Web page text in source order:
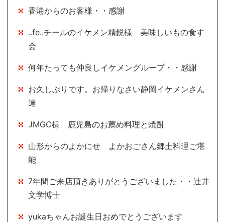
香港からのお客様・・感謝
..fe..チールのイケメン精鋭様 美味しいもの食す
会
何年たっても仲良しイケメングループ・・感謝
お久しぶりです。お帰りなさい静岡イケメンさん
達
JMGC様 鹿児島のお薦め料理と焼酎
山形からのよかにせ よかおごさん郷土料理ご堪
能
7年間ご来店頂きありがとうございました・・辻井
文学博士
yukaちゃんお誕生日おめでとうございます